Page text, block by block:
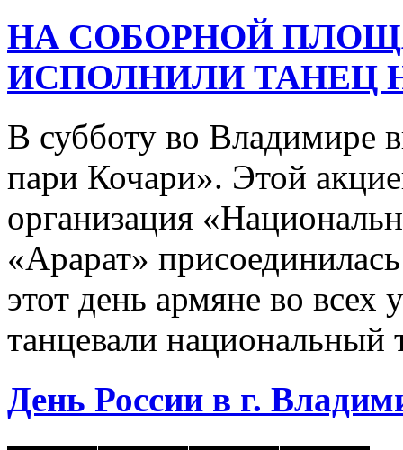
НА СОБОРНОЙ
ИСПОЛНИЛИ ТАНЕЦ
В субботу во Владимире
пари Кочари». Этой
организация
«Арарат»
этот день армяне во всех
танцевали
День России в г.